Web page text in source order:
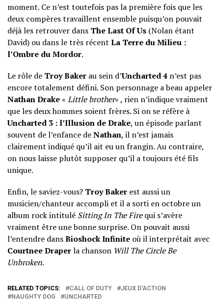
moment. Ce n’est toutefois pas la première fois que les
deux compères travaillent ensemble puisqu’on pouvait
déjà les retrouver dans The Last Of Us (Nolan étant
David) ou dans le très récent La Terre du Milieu :
l’Ombre du Mordor.
Le rôle de Troy Baker au sein d’Uncharted 4 n’est pas
encore totalement défini. Son personnage a beau appeler
Nathan Drake« Little brother« , rien n’indique vraiment
que les deux hommes soient frères. Si on se réfère à
Uncharted 3 : l’Illusion de Drake, un épisode parlant
souvent de l’enfance deNathan, il n’est jamais
clairement indiqué qu’il ait eu un frangin. Au contraire,
on nous laisse plutôt supposer qu’il a toujours été fils
unique.
Enfin, le saviez-vous? Troy Baker est aussi un
musicien/chanteur accompli et il a sorti en octobre un
album rock intitulé Sitting In The Firequi s’avère
vraiment être une bonne surprise. On pouvait aussi
l’entendre dansBioshock Infinite où il interprétait avec
Courtnee Draperla chanson Will The Circle Be
Unbroken.
RELATED TOPICS: CALL OF DUTY
JEUX D'ACTION
NAUGHTY DOG
UNCHARTED